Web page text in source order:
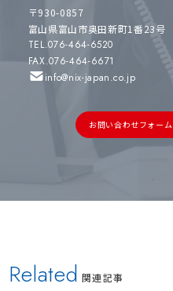
〒930-0857
富山県富山市奥田新町1番23号
TEL.076-464-6520
FAX.076-464-6671
info@nix-japan.co.jp
お問い合わせフォーム
Related 関連記事